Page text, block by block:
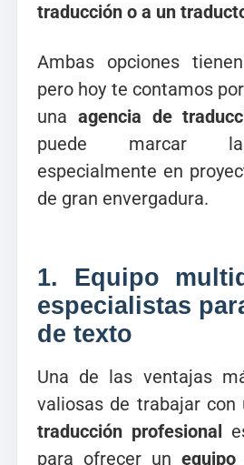
traducción o a un
Ambas opciones
pero hoy te contamos
una agencia de
puede marcar la
especialmente en
de gran envergadura.
1. Equipo
especialistas
de texto
Una de las ventajas
valiosas de trabajar con
traducción profesional
para ofrecer un